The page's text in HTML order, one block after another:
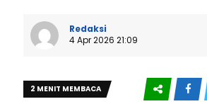
Redaksi
4 Apr 2026 21:09
2 MENIT MEMBACA